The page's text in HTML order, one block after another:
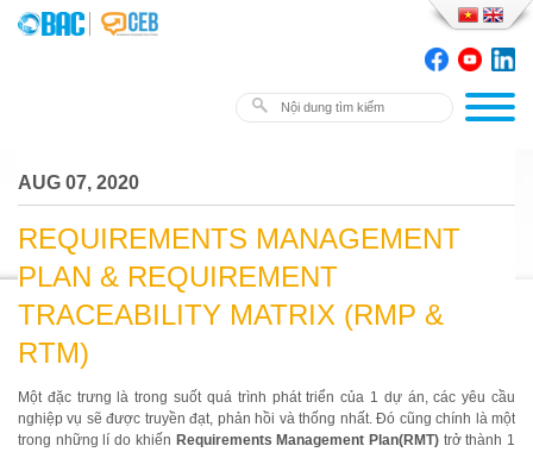
AUG 07, 2020
REQUIREMENTS MANAGEMENT
PLAN & REQUIREMENT
TRACEABILITY MATRIX (RMP &
RTM)
Một đặc trưng là trong suốt quá trình phát triển của 1 dự án, các yêu cầu
nghiệp vụ sẽ được truyền đạt, phản hồi và thống nhất. Đó cũng chính là một
trong những lí do khiến Requirements Management Plan(RMT)trở thành 1